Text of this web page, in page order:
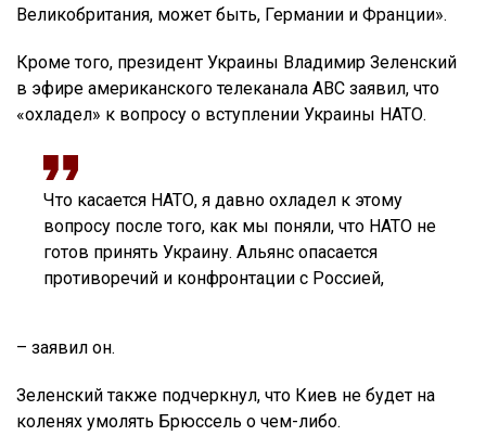
Великобритания, может быть, Германии и Франции».
Кроме того, президент Украины Владимир Зеленский
в эфире американского телеканала ABC заявил, что
«охладел» к вопросу о вступлении Украины НАТО.
Что касается НАТО, я давно охладел к этому
вопросу после того, как мы поняли, что НАТО не
готов принять Украину. Альянс опасается
противоречий и конфронтации с Россией,
– заявил он.
Зеленский также подчеркнул, что Киев не будет на
коленях умолять Брюссель о чем-либо.